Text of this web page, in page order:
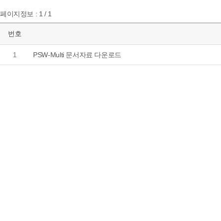
페이지정보 : 1 / 1
번호
1 PSW-Multi 문서자료 다운로드